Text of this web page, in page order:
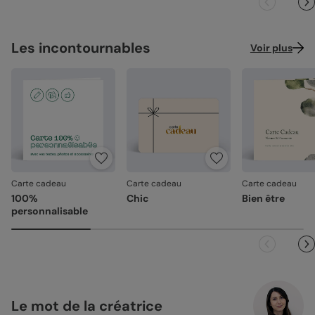
emballage adapté, pour un résultat intact à l'ouverture.
Si vous constatez le moindre souci lié à l'impression, au
façonnage ou à l’acheminement, contactez-nous dans les
30 jours. Nous nous occupons de tout et relançons une
En revanche, si le point concerne la personnalisation que
vous avez validée (texte, photo, mise en page), le produit
Les incontournables Voir plus
Carte cadeau
100%
personnalisable
Carte cadeau
Chic
Carte cadeau
Bien être
Le mot de la créatrice